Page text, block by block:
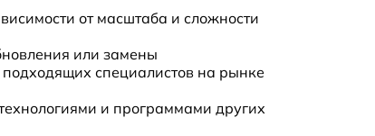
от масштаба и сложности
или замены
специалистов на рынке
и программами других